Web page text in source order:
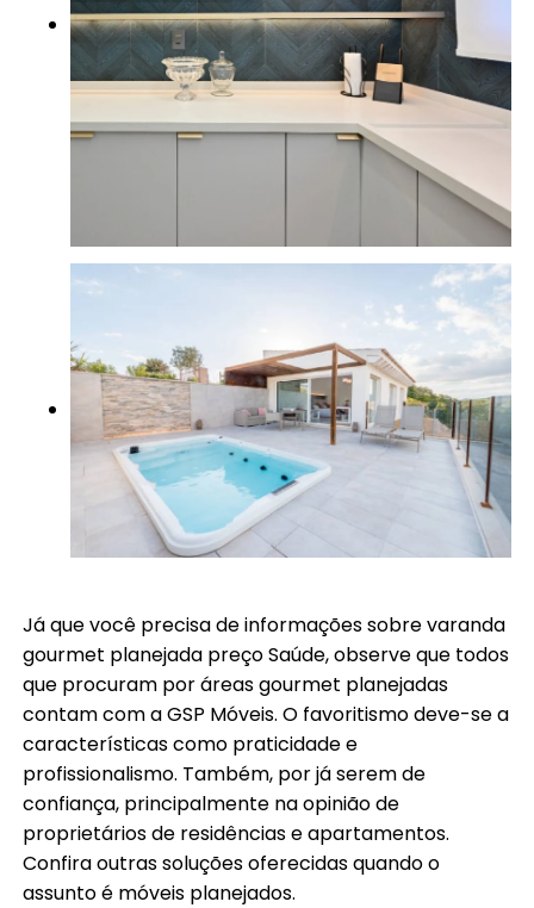
Já que você precisa de informações sobre varanda
gourmet planejada preço Saúde, observe que todos
que procuram por áreas gourmet planejadas
contam com a GSP Móveis. O favoritismo deve-se a
características como praticidade e
profissionalismo. Também, por já serem de
confiança, principalmente na opinião de
proprietários de residências e apartamentos.
Confira outras soluções oferecidas quando o
assunto é móveis planejados.